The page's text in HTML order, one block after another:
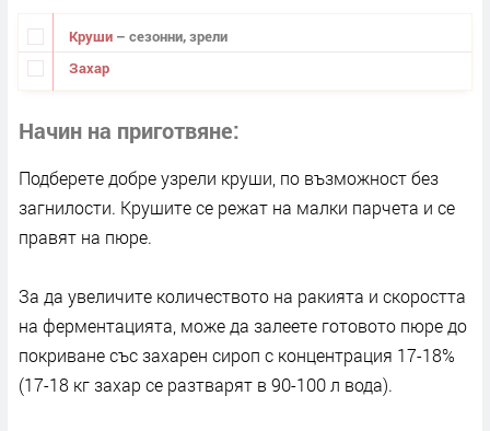
Круши – сезонни, зрели
Захар
Начин на приготвяне
Подберете добре узрели круши, по възможност без
загнилости. Крушите се режат на малки парчета и се
правят на пюре.
За да увеличите количеството на ракията и скоростта
на ферментацията, може да залеете готовото пюре до
покриване със захарен сироп с концентрация 17-18%
(17-18 кг захар се разтварят в 90-100 л вода).